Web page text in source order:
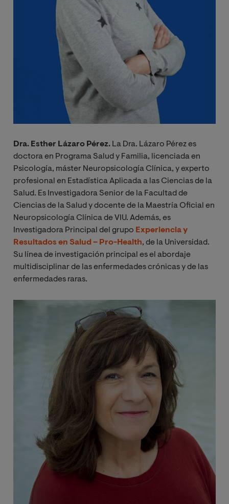
Dra. Esther Lázaro Pérez. La Dra. Lázaro Pérez es
doctora en Programa Salud y Familia, licenciada en
Psicología, máster Neuropsicología Clínica, y experto
profesional en Estadística Aplicada a las Ciencias de la
Salud. Es Investigadora Senior de la Facultad de
Ciencias de la Salud y docente de la Maestría Oficial en
Neuropsicología Clínica de VIU. Además, es
Investigadora Principal del grupo Experiencia y
Resultados en Salud – Pro-Health, de la Universidad.
Su línea de investigación principal es el abordaje
multidisciplinar de las enfermedades crónicas y de las
enfermedades raras.
Image